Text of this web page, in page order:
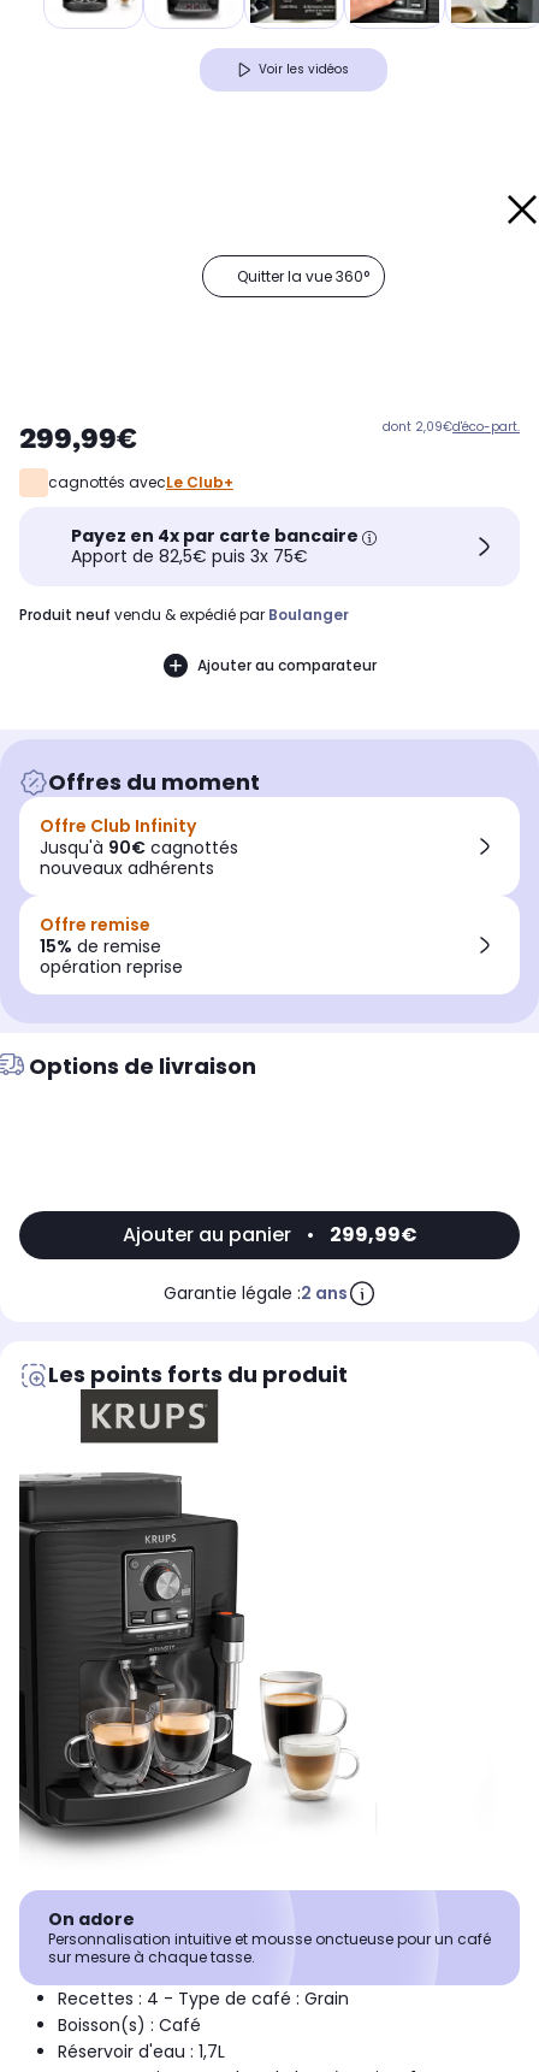
Voir les vidéos
Quitter la vue 360°
299,99€ dont 2,09€d'éco-part.
cagnottés avecLe Club+
Payez en 4x par carte bancaire
Apport de 82,5€ puis 3x 75€
produit neuf vendu & expédié par Boulanger
Ajouter au comparateur
Offres du moment
Offre Club Infinity
Jusqu'à 90€ cagnottés
nouveaux adhérents
Offre remise
15% de remise
opération reprise
Options de livraison
Ajouter au panier • 299,99€
Garantie légale :2 ans
Les points forts du produit
On adore
Personnalisation intuitive et mousse onctueuse pour un café
sur mesure à chaque tasse.
Recettes : 4 - Type de café : Grain
Boisson(s) : Café
Réservoir d'eau : 1,7L